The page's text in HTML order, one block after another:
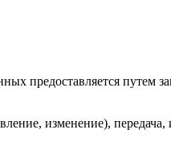
предоставляется путем
изменение), передача,